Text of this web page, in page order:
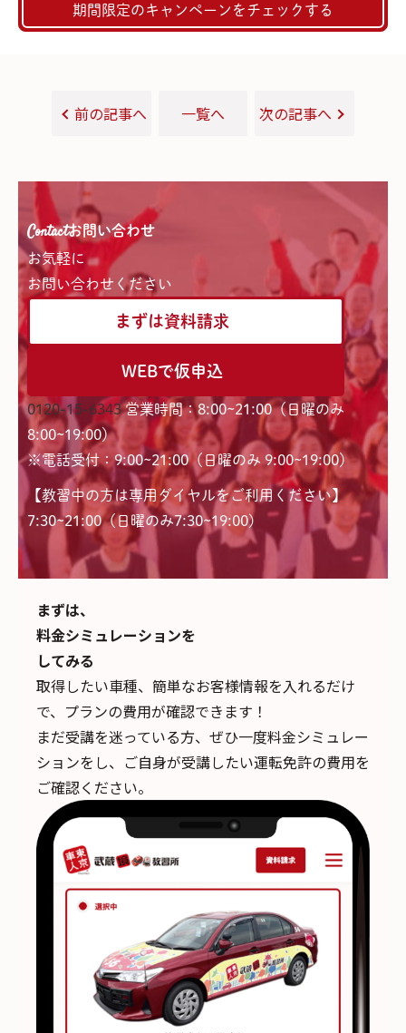
期間限定のキャンペーンをチェックする
前の記事へ 一覧へ 次の記事へ
Contactお問い合わせ
お気軽に
お問い合わせください
まずは資料請求
WEBで仮申込
0120-15-6343 営業時間：8:00~21:00（日曜のみ
8:00~19:00）
※電話受付：9:00~21:00（日曜のみ 9:00~19:00）
【教習中の方は専用ダイヤルをご利用ください】
7:30~21:00（日曜のみ7:30~19:00)
まずは、
料金シミュレーションを
してみる
取得したい車種、簡単なお客様情報を入れるだけ
で、 プランの費用が確認できます！
まだ受講を迷っている方、ぜひ一度料金シミュレー
ションをし、ご自身が受講したい運転免許の費用を
ご確認ください。